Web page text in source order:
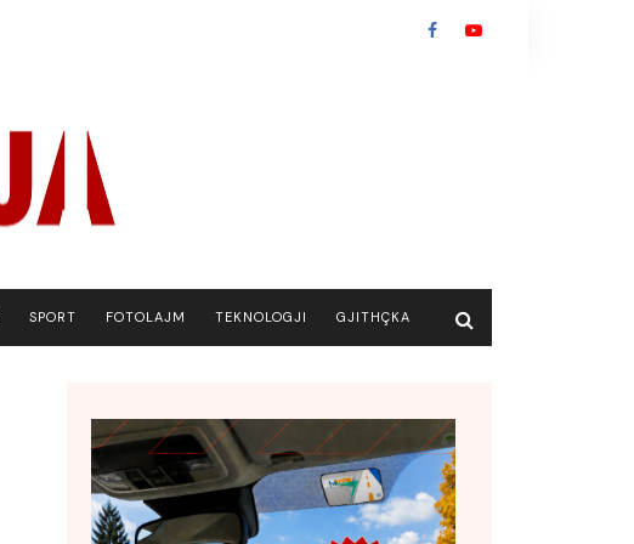
SPORT FOTOLAJM TEKNOLOGJI GJITHÇKA